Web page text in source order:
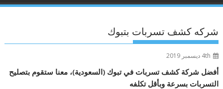
شركه كشف تسربات بتبوك
4th ديسمبر 2019
أفضل شركة كشف تسربات في تبوك (السعودية)، معنا ستقوم بتصليح
التسربات بسرعة وبأقل تكلفه